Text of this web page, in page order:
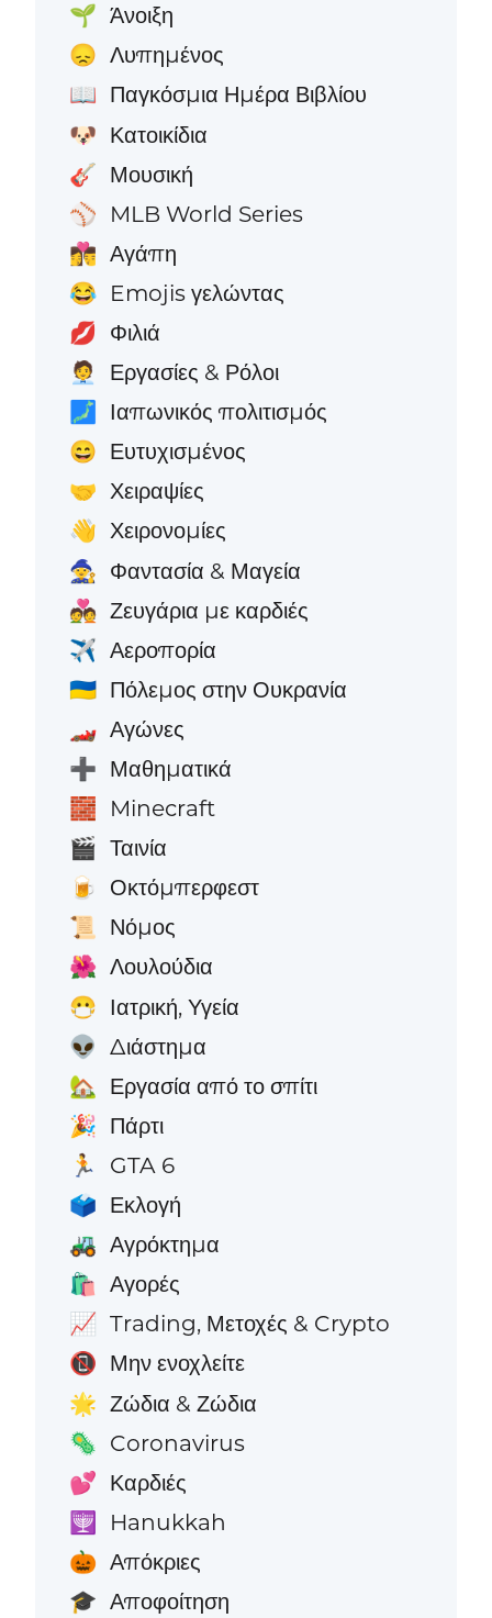
🌱 Άνοιξη
😞 Λυπημένος
📖 Παγκόσμια Ημέρα Βιβλίου
🐶 Κατοικίδια
🎸 Μουσική
⚾ MLB World Series
👩‍❤️‍💋‍👨 Αγάπη
😂 Emojis γελώντας
💋 Φιλιά
🧑‍💼 Εργασίες & Ρόλοι
🗾 Ιαπωνικός πολιτισμός
😄 Ευτυχισμένος
🤝 Χειραψίες
👋 Χειρονομίες
🧙 Φαντασία & Μαγεία
💑 Ζευγάρια με καρδιές
✈️ Αεροπορία
🇺🇦 Πόλεμος στην Ουκρανία
🏎️ Αγώνες
➕ Μαθηματικά
🧱 Minecraft
🎬 Ταινία
🍺 Οκτόμπερφεστ
📜 Νόμος
🌺 Λουλούδια
😷 Ιατρική, Υγεία
👽 Διάστημα
🏡 Εργασία από το σπίτι
🎉 Πάρτι
🏃 GTA 6
🗳️ Εκλογή
🚜 Αγρόκτημα
🛍️ Αγορές
📈 Trading, Μετοχές & Crypto
📵 Μην ενοχλείτε
🌟 Ζώδια & Ζώδια
🦠 Coronavirus
💕 Καρδιές
🕎 Hanukkah
🎃 Απόκριες
🎓 Αποφοίτηση